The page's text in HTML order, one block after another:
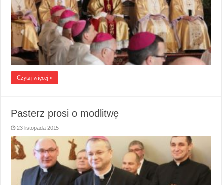
Czytaj więcej »
Pasterz prosi o modlitwę
23 listopada 2015